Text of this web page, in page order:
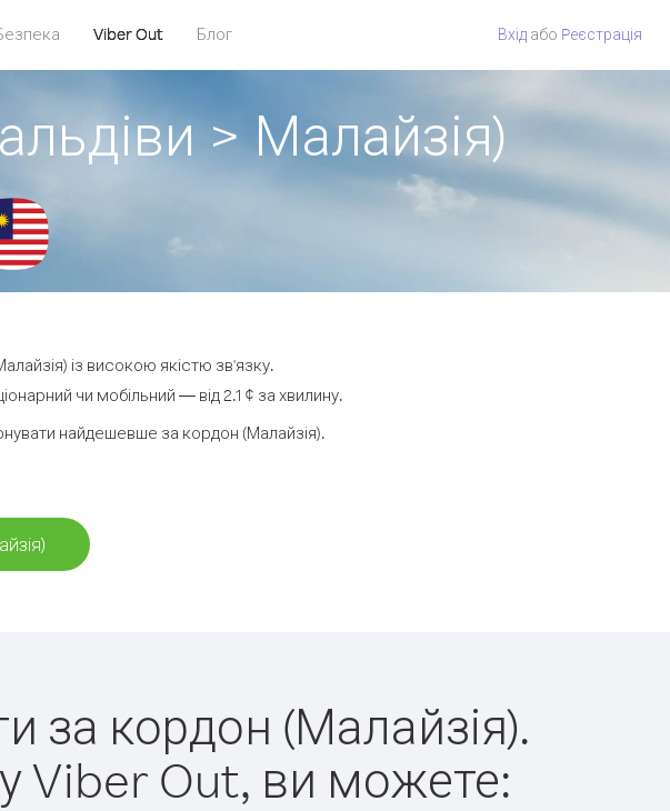
Viber Out Блог Вхід або Pеєстрація
> Малайзія)
із високою якістю зв'язку.
чи мобільний — від 2.1 ¢ за хвилину.
найдешевше за кордон (Малайзія).
за кордон (Малайзія).
Viber Out, ви можете: